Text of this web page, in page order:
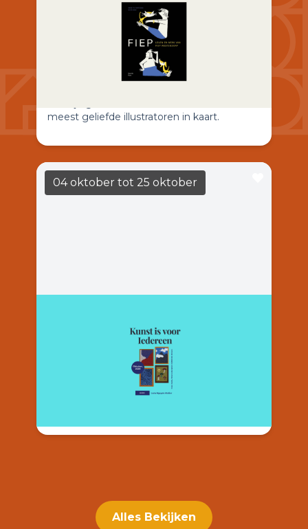
19:30
Casa Casla
Leven en werk van Fiep Westendorp
brengen Annette Portegies en Gioia Smid
meest geliefde illustratoren in kaart.
04 oktober tot 25 oktober
14:00
Casa Casla
Luna Nguyen Atelier organiseert “Art is voor
Iedereen”, een inspirerende tentoonstelling
met creatieve werken van haar docenten,
Alles Bekijken